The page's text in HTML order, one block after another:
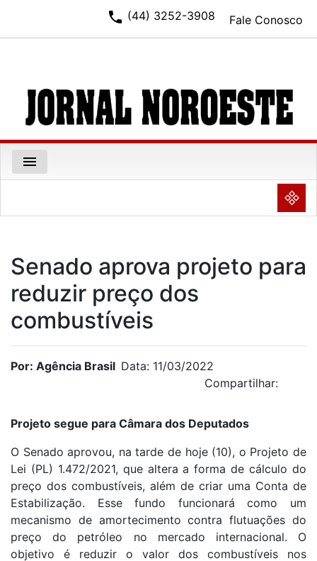
Fale Conosco
phone (44) 3252-3908
menu
NULL
Senado aprova projeto para
reduzir preço dos
combustíveis
Por: Agência Brasil Data: 11/03/2022
Compartilhar:
Projeto segue para Câmara dos Deputados
O Senado aprovou, na tarde de hoje (10), o Projeto de
Lei (PL) 1.472/2021, que altera a forma de cálculo do
preço dos combustíveis, além de criar uma Conta de
Estabilização. Esse fundo funcionará como um
mecanismo de amortecimento contra flutuações do
preço do petróleo no mercado internacional. O
objetivo é reduzir o valor dos combustíveis nos